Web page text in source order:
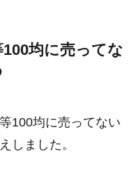
均に売ってな
100均に売ってない
しました。